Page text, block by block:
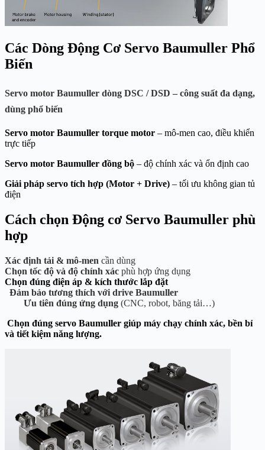
Các Dòng Động Cơ Servo Baumuller Phổ
Biến
Servo motor Baumuller dòng DSC / DSD – công suất đa dạng,
dùng phổ biến
Servo motor Baumuller torque motor – mô-men cao, điều khiển
trực tiếp
Servo motor Baumuller đồng bộ – độ chính xác và ổn định cao
Giải pháp servo tích hợp (Motor + Drive) – tối ưu không gian tủ
điện
Cách chọn Động cơ Servo Baumuller phù
hợp
Xác định tải & mô-men cần dùng
Chọn tốc độ và độ chính xác phù hợp ứng dụng
Chọn đúng điện áp & kích thước lắp đặt
Đảm bảo tương thích với drive Baumuller
Ưu tiên đúng ứng dụng (CNC, robot, băng tải…)
Chọn đúng servo Baumuller giúp máy chạy chính xác, bền bỉ
và tiết kiệm năng lượng.